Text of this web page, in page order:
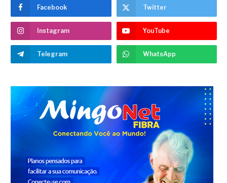
Facebook Twitter
Instagram YouTube
Telegram WhatsApp